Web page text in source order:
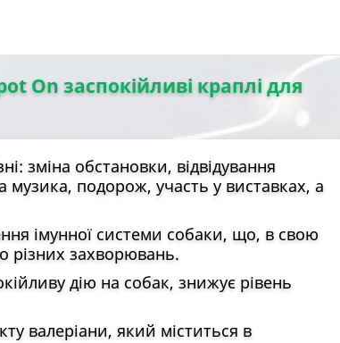
On заспокійливі краплі для
зміна обстановки, відвідування
подорож, участь у виставках, а
імунної системи собаки, що, в свою
різних захворювань.
дію на собак, знижує рівень
валеріани, який міститься в